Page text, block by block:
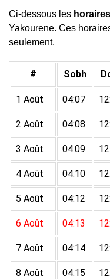
Ci-dessous les
Yakourene. Ces
seulement.
# Sobh
1 Août 04:07
2 Août 04:08
3 Août 04:09
4 Août 04:10
5 Août 04:12
6 Août 04:13
7 Août 04:14
8 Août 04:15